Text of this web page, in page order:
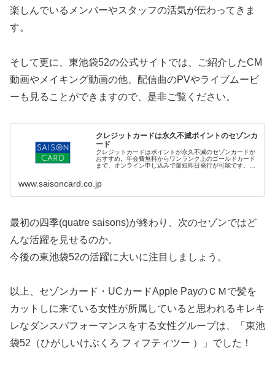
楽しんでいるメンバーやスタッフの活気が伝わってきま
す。
そして更に、東池袋52の公式サイトでは、ご紹介したCM
動画やメイキング動画の他、配信曲のPVやライブムービ
ーも見ることができますので、是非ご覧ください。
クレジットカードは永久不滅ポイントのセゾンカ
ード
クレジットカードはポイントが永久不滅のセゾンカードが
おすすめ。年会費無料からワンランク上のゴールドカード
まで、オンライン申し込みで最短即日発行が可能です。
www.saisoncard.co.jp
最初の四季(quatre saisons)が終わり、次のセゾンではど
んな活躍を見せるのか。
今後の東池袋52の活躍に大いに注目しましょう。
以上、セゾンカード・UCカードApple PayのＣＭで髪を
カットしに来ている女性が所属していると思われるキレキ
レなダンスパフォーマンスをする女性グループは、「東池
袋52（ひがしいけぶくろ フィフティツー ）」でした！